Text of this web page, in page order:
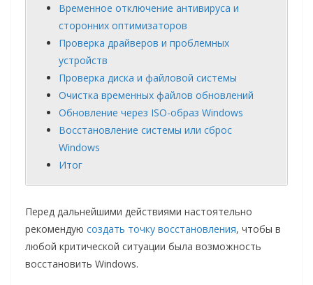
Временное отключение антивируса и
сторонних оптимизаторов
Проверка драйверов и проблемных
устройств
Проверка диска и файловой системы
Очистка временных файлов обновлений
Обновление через ISO-образ Windows
Восстановление системы или сброс
Windows
Итог
Перед дальнейшими действиями настоятельно
рекомендую создать точку восстановления, чтобы в
любой критической ситуации была возможность
восстановить Windows.